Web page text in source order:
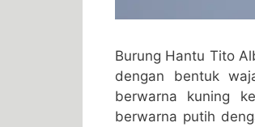
Burung Hantu Tito
dengan bentuk
berwarna kuning
berwarna putih